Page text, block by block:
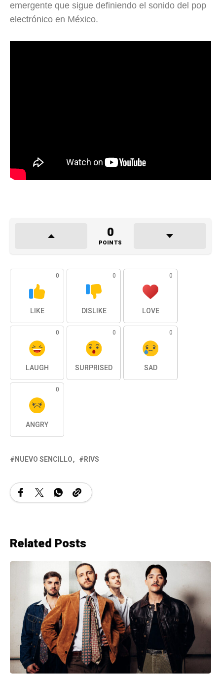
emergente que sigue definiendo el sonido del pop
electrónico en México.
0
POINTS
0
LIKE
0
DISLIKE
0
LOVE
0
LAUGH
0
SURPRISED
0
SAD
0
ANGRY
NUEVO SENCILLO RIVS
Related Posts